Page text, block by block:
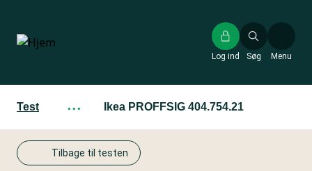
hovedindhold
Søg
Log ind Menu
Test ··· Ikea PROFFSIG 404.754.21
Tilbage til testen